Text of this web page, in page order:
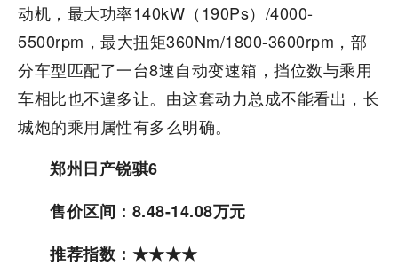
动机，最大功率140kW（190Ps）/4000-
5500rpm，最大扭矩360Nm/1800-3600rpm，部
分车型匹配了一台8速自动变速箱，挡位数与乘用
车相比也不遑多让。由这套动力总成不能看出，长
城炮的乘用属性有多么明确。
郑州日产锐骐6
售价区间：8.48-14.08万元
推荐指数：★★★★